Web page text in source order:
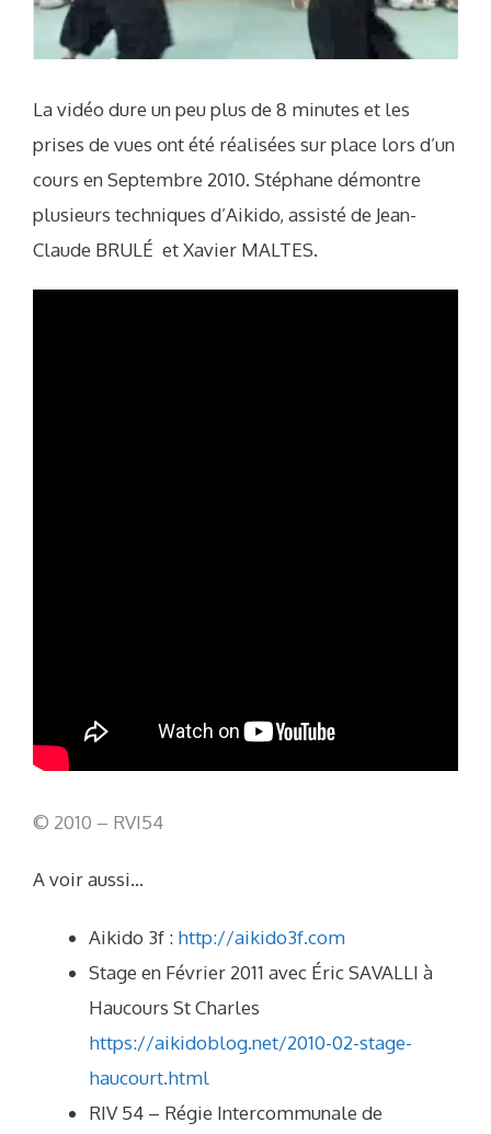
La vidéo dure un peu plus de 8 minutes et les
prises de vues ont été réalisées sur place lors d’un
cours en Septembre 2010. Stéphane démontre
plusieurs techniques d’Aikido, assisté de Jean-
Claude BRULÉ et Xavier MALTES.
© 2010 – RVI54
A voir aussi…
Aikido 3f : http://aikido3f.com
Stage en Février 2011 avec Éric SAVALLI à
Haucours St Charles
https://aikidoblog.net/2010-02-stage-
haucourt.html
RIV 54 – Régie Intercommunale de